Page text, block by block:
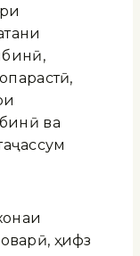
ва
ҳифз